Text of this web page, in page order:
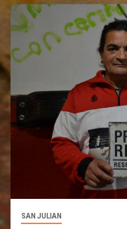
SAN JULIAN